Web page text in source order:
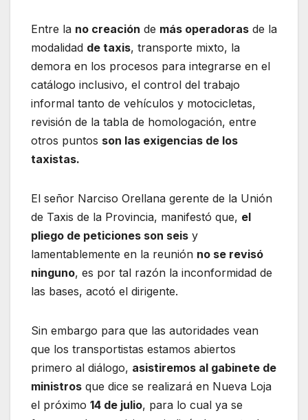
Entre la no creación de más operadoras de la
modalidad de taxis, transporte mixto, la
demora en los procesos para integrarse en el
catálogo inclusivo, el control del trabajo
informal tanto de vehículos y motocicletas,
revisión de la tabla de homologación, entre
otros puntos son las exigencias de los
taxistas.
El señor Narciso Orellana gerente de la Unión
de Taxis de la Provincia, manifestó que, el
pliego de peticiones son seis y
lamentablemente en la reunión no se revisó
ninguno, es por tal razón la inconformidad de
las bases, acotó el dirigente.
Sin embargo para que las autoridades vean
que los transportistas estamos abiertos
primero al diálogo, asistiremos al gabinete de
ministros que dice se realizará en Nueva Loja
el próximo 14 de julio, para lo cual ya se